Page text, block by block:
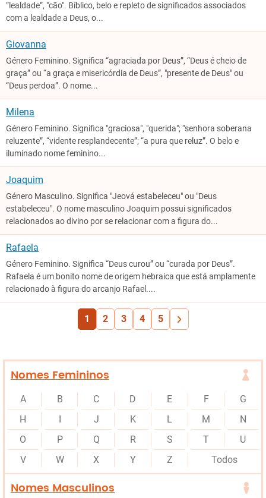
“lealdade”, "cão". Bíblico, belo e repleto de significados associados
com a lealdade a Deus, o...
Giovanna
Género Feminino. Significa “agraciada por Deus”, “Deus é cheio de
graça” ou “a graça e misericórdia de Deus”, "presente de Deus" ou
“Deus perdoa”. O nome...
Milena
Género Feminino. Significa "graciosa", "querida"; “senhora soberana
reluzente”, “vidente resplandecente”; “a pura que reluz”. O belo e
iluminado nome feminino...
Joaquim
Género Masculino. Significa "Jeová estabeleceu" ou "Deus
estabeleceu". O nome masculino Joaquim possui significados
relacionados ao divino por se relacionar com a figura do...
Rafaela
Género Feminino. Significa “Deus curou” ou “curada por Deus”.
Rafaela é um bonito nome de origem hebraica que está amplamente
relacionado à figura do arcanjo Rafael....
1 2 3 4 5
Nomes Femininos
A B C D E F
G
H
J K L M
N
O
P Q R S T
U
V
W X Y Z Todos
Nomes Masculinos